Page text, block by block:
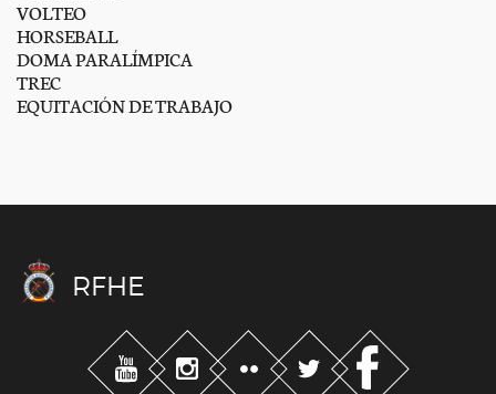
VOLTEO
HORSEBALL
DOMA PARALÍMPICA
TREC
EQUITACIÓN DE TRABAJO
RFHE